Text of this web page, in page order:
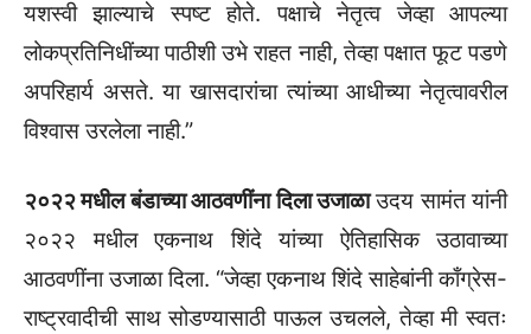
यशस्वी झाल्याचे स्पष्ट होते. पक्षाचे नेतृत्व जेव्हा आपल्या
लोकप्रतिनिधींच्या पाठीशी उभे राहत नाही, तेव्हा पक्षात फूट पडणे
अपरिहार्य असते. या खासदारांचा त्यांच्या आधीच्या नेतृत्वावरील
विश्वास उरलेला नाही.”
२०२२ मधील बंडाच्या आठवणींना दिला उजाळाउदय सामंत यांनी
२०२२ मधील एकनाथ शिंदे यांच्या ऐतिहासिक उठावाच्या
आठवणींना उजाळा दिला. “जेव्हा एकनाथ शिंदे साहेबांनी काँग्रेस-
राष्ट्रवादीची साथ सोडण्यासाठी पाऊल उचलले, तेव्हा मी स्वतः